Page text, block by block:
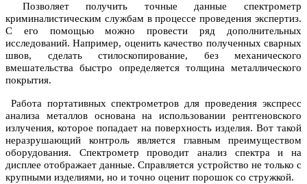
Позволяет получить точные данные спектрометр
криминалистическим службам в процессе проведения экспертиз.
С его помощью можно провести ряд дополнительных
исследований. Например, оценить качество полученных сварных
швов, сделать стилоскопирование, без механического
вмешательства быстро определяется толщина металлического
покрытия.
Работа портативных спектрометров для проведения экспресс
анализа металлов основана на использовании рентгеновского
излучения, которое попадает на поверхность изделия. Вот такой
неразрушающий контроль является главным преимуществом
оборудования. Спектрометр проводит анализ спектра и на
дисплее отображает данные. Справляется устройство не только с
крупными изделиями, но и точно оценит порошок со стружкой.